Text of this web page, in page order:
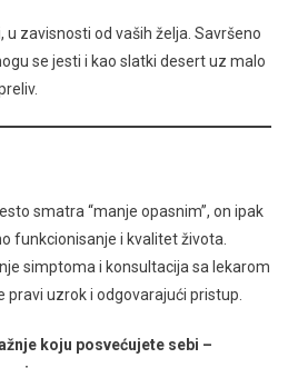
u zavisnosti od vaših želja. Savršeno
se jesti i kao slatki desert uz malo
smatra “manje opasnim”, on ipak
funkcionisanje i kvalitet života.
simptoma i konsultacija sa lekarom
uzrok i odgovarajući pristup.
koju posvećujete sebi –